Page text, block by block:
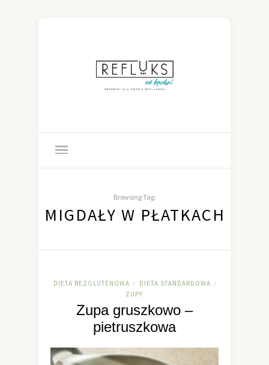
Browsing Tag:
MIGDAŁY W PŁATKACH
DIETA BEZGLUTENOWA / DIETA STANDARDOWA /
ZUPY
Zupa gruszkowo –
pietruszkowa